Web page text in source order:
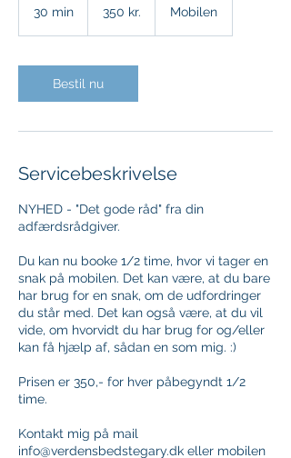
30 min
i
n
kroner350 kr. Mobilen
Bestil nu
Servicebeskrivelse
NYHED - "Det gode råd" fra din
adfærdsrådgiver.
Du kan nu booke 1/2 time, hvor vi tager en
snak på mobilen. Det kan være, at du bare
har brug for en snak, om de udfordringer
du står med. Det kan også være, at du vil
vide, om hvorvidt du har brug for og/eller
kan få hjælp af, sådan en som mig. :)
Prisen er 350,- for hver påbegyndt 1/2
time.
Kontakt mig på mail
info@verdensbedstegary.dk eller mobilen